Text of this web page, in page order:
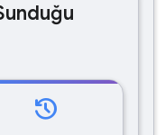
history